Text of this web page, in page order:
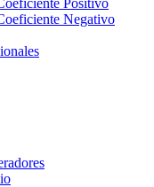
Negativo